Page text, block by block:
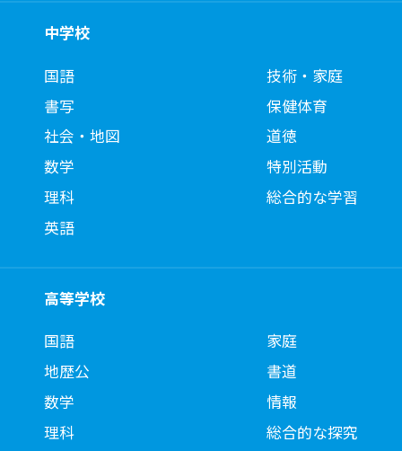
中学校
国語
書写
社会・地図
数学
理科
英語
技術・家庭
保健体育
道徳
特別活動
総合的な学習
高等学校
国語
地歴公
数学
理科
家庭
書道
情報
総合的な探究